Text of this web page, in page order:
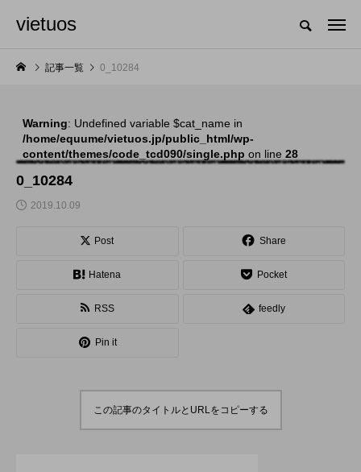
国内のジャグリング情報を収集・整理・発信するメディア
NEW POST
舞台
show~」、第２回公
いジャグリングの舞
2020.08.18
vietuos
記事一覧 0_10284
Warning: Undefined variable $cat_name in
/home/equume/vietuos.jp/public_html/wp-
content/themes/code_tcd090/single.php on line 28
0_10284
2019.10.09
Post Share
Hatena Pocket
RSS feedly
Pin it
この記事のタイトルとURLをコピーする